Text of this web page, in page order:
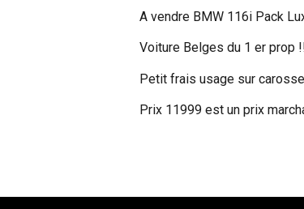
A vendre BMW 116i Pack
Voiture Belges du 1 er prop
Petit frais usage sur
Prix 11999 est un prix